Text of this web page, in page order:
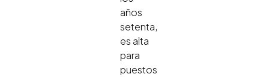
años
setenta,
es alta
para
puestos